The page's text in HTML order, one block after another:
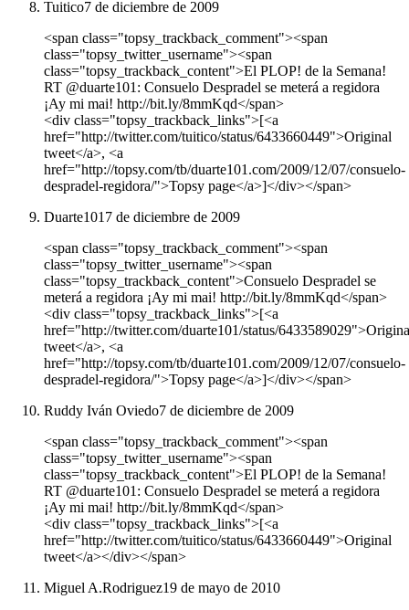
Tuitico7 de diciembre de 2009
<span class="topsy_trackback_comment"><span
class="topsy_twitter_username"><span
class="topsy_trackback_content">El PLOP! de la Semana!
RT @duarte101: Consuelo Despradel se meterá a regidora
¡Ay mi mai! http://bit.ly/8mmKqd</span>
<div class="topsy_trackback_links">[<a
href="http://twitter.com/tuitico/status/6433660449">Original
tweet</a>, <a
href="http://topsy.com/tb/duarte101.com/2009/12/07/consuelo-
despradel-regidora/">Topsy page</a>]</div></span>
Duarte101 7 de diciembre de 2009
<span class="topsy_trackback_comment"><span
class="topsy_twitter_username"><span
class="topsy_trackback_content">Consuelo Despradel se
meterá a regidora ¡Ay mi mai! http://bit.ly/8mmKqd</span>
<div class="topsy_trackback_links">[<a
href="http://twitter.com/duarte101/status/
tweet</a>, <a
href="http://topsy.com/tb/duarte101.com/2009/12/07/consuelo-
despradel-regidora/">Topsy page</a>]</div></span>
Ruddy Iván Oviedo7 de diciembre de 2009
<span class="topsy_trackback_comment"><span
class="topsy_twitter_username"><span
class="topsy_trackback_content">El PLOP! de la Semana!
RT @duarte101: Consuelo Despradel se meterá a regidora
¡Ay mi mai! http://bit.ly/8mmKqd</span>
<div class="topsy_trackback_links">[<a
href="http://twitter.com/tuitico/status/6433660449">Original
tweet</a></div></span>
Miguel A.Rodriguez19 de mayo de 2010